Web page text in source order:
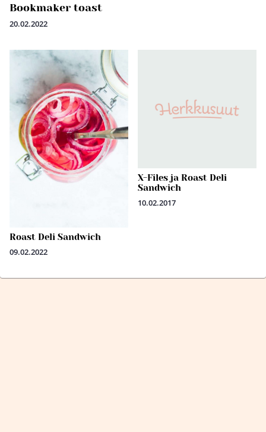
Bookmaker toast
20.02.2022
Roast Deli Sandwich
09.02.2022
X-Files ja Roast Deli
Sandwich
10.02.2017